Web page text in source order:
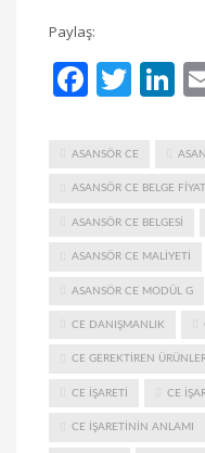
Paylaş:
ASANSÖR CE
ASANSÖR CE BELGE FIYATI
ASANSÖR CE BELGESI
ASANSÖR CE MALIYETI
ASANSÖR CE MODÜL G
CE DANIŞMANLIK
CE GEREKTIREN
CE IŞARETI CE
CE IŞARETININ ANLAMI